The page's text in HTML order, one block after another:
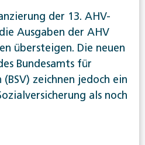
der 13. AHV-
Ausgaben der AHV
übersteigen. Die neuen
Bundesamts für
zeichnen jedoch ein
als noch